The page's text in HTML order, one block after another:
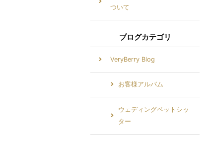
ついて
ブログカテゴリ
VeryBerry Blog
お客様アルバム
ウェディングペットシッ
ター